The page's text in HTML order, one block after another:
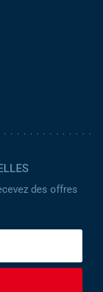
des offres